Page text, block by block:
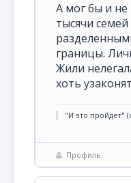
А мог бы и
тысячи
границы.
Жили
хоть
"И это пройдет"
Профиль